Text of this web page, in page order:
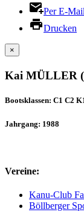
Per E-
Drucken
×
Kai MÜLLER
Bootsklassen: C1 C2
Jahrgang: 1988
Vereine:
Kanu-Club
Böllberger